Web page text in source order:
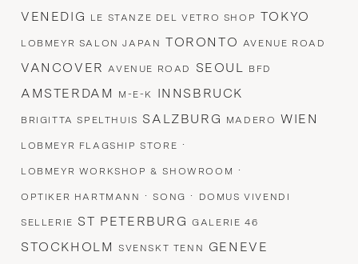
VENEDIG LE STANZE DEL VETRO SHOP TOKYO
LOBMEYR SALON JAPAN TORONTO AVENUE ROAD
VANCOVERAVENUE ROAD SEOUL BFD
AMSTERDAM M-E-K INNSBRUCK
BRIGITTA SPELTHUIS SALZBURG MADERO WIEN
LOBMEYR FLAGSHIP STORE ·
LOBMEYR WORKSHOP & SHOWROOM ·
OPTIKER HARTMANN ·SONG · DOMUS VIVENDI
SELLERIE ST PETERBURGGALERIE 46
STOCKHOLM SVENSKT TENN GENEVE